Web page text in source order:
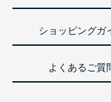
ショッピングガ
よくあるご質